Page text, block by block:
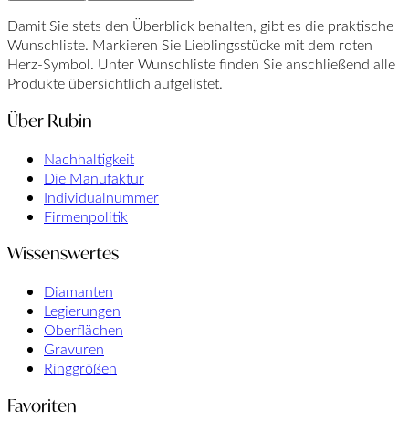
Damit Sie stets den Überblick behalten, gibt es die praktische
Wunschliste. Markieren Sie Lieblingsstücke mit dem roten
Herz-Symbol. Unter Wunschliste finden Sie anschließend alle
Produkte übersichtlich aufgelistet.
Über Rubin
Nachhaltigkeit
Die Manufaktur
Individualnummer
Firmenpolitik
Wissenswertes
Diamanten
Legierungen
Oberflächen
Gravuren
Ringgrößen
Favoriten